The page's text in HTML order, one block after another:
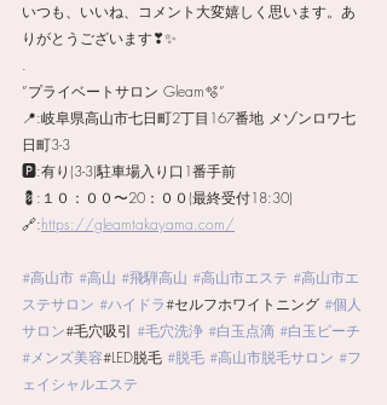
いつも、いいね、コメント大変嬉しく思います。あ
りがとうございます❣✨
.
”プライベートサロン Gleam🫧”
📍:岐阜県高山市七日町2丁目167番地 メゾンロワ七
日町3-3
🅿️:有り(3-3)駐車場入り口1番手前
💈:１０：００〜20：００(最終受付18:30)
🔗:https://gleamtakayama.com/
#高山市 #高山 #飛騨高山 #高山市エステ #高山市エ
ステサロン #ハイドラ#セルフホワイトニング #個人
サロン#毛穴吸引 #毛穴洗浄 #白玉点滴 #白玉ピーチ
#メンズ美容#LED脱毛 #脱毛 #高山市脱毛サロン #フ
ェイシャルエステ